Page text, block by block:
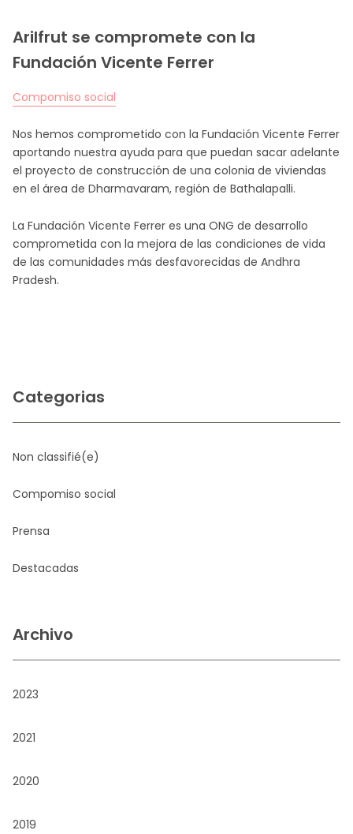
Arilfrut se compromete con la
Fundación Vicente Ferrer
Compomiso social
Nos hemos comprometido con la Fundación Vicente Ferrer
aportando nuestra ayuda para que puedan sacar adelante
el proyecto de construcción de una colonia de viviendas
en el área de Dharmavaram, región de Bathalapalli.
La Fundación Vicente Ferrer es una ONG de desarrollo
comprometida con la mejora de las condiciones de vida
de las comunidades más desfavorecidas de Andhra
Pradesh.
Categorias
Non classifié(e)
Compomiso social
Prensa
Destacadas
Archivo
2023
2021
2020
2019